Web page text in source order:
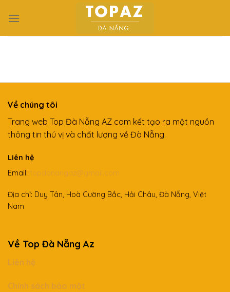
Về chúng tôi
Trang web Top Đà Nẵng AZ cam kết tạo ra một nguồn
thông tin thú vị và chất lượng về Đà Nẵng.
Liên hệ
Email: topdanangaz@gmail.com
Địa chỉ: Duy Tân, Hoà Cường Bắc, Hải Châu, Đà Nẵng, Việt
Nam
Về Top Đà Nẵng Az
Liên hệ
Chính sách bảo mật